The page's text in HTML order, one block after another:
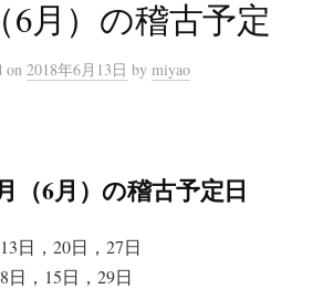
6月）の稽古予定
on 2018年6月13日 by miyao
（6月）の稽古予定日
，20日，27日
，15日，29日